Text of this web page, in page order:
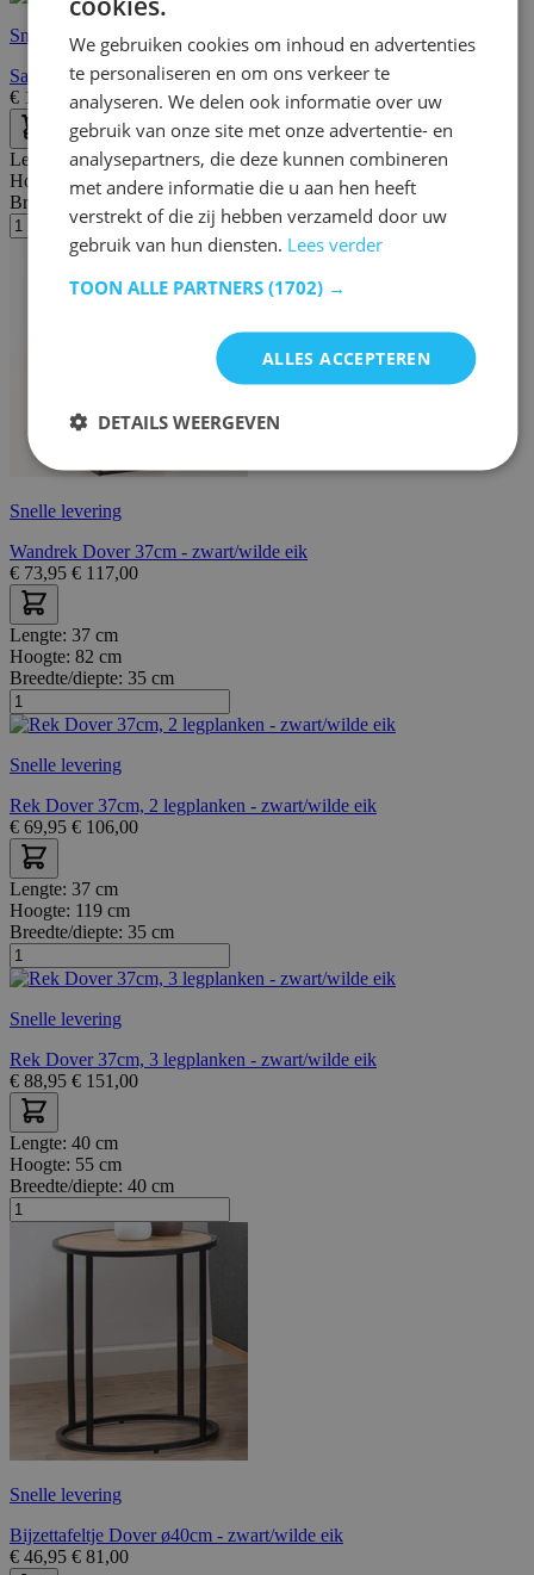
Snelle levering
Salontafel Dover Ø80 - zwart/wilde eik
€ 125,00 €231,00
Lengte:37 cm
Hoogte:108 cm
Breedte/diepte:
Snelle levering
Wandrek Dover 37cm - zwart/wilde eik
€ 73,95 € 117,00
Lengte: 37 cm
Hoogte: 82 cm
Breedte/diepte: 35 cm
Snelle levering
Rek Dover 37cm, 2 legplanken - zwart/wilde eik
€ 69,95 € 106,00
Lengte: 37 cm
Hoogte: 119 cm
Breedte/diepte: 35 cm
Snelle levering
Rek Dover 37cm, 3 legplanken - zwart/wilde eik
€ 88,95 € 151,00
Lengte: 40 cm
Hoogte: 55 cm
Breedte/diepte: 40 cm
Snelle levering
Bijzettafeltje Dover ø40cm - zwart/wilde eik
€ 46,95 € 81,00
We gebruiken cookies om inhoud en advertenties
te personaliseren en om ons verkeer te
analyseren. We delen ook informatie over uw
gebruik van onze site met onze advertentie- en
analysepartners, die deze kunnen combineren
met andere informatie die u aan hen heeft
verstrekt of die zij hebben verzameld door uw
gebruik van hun diensten. Lees verder
TOON ALLE PARTNERS (1702) →
ALLES ACCEPTEREN
DETAILS WEERGEVEN